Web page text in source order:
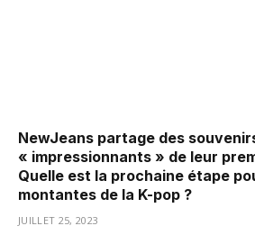
NewJeans partage des
« impressionnants » de leur
Quelle est la prochaine étape
montantes de la K-pop ?
JUILLET 25, 2023